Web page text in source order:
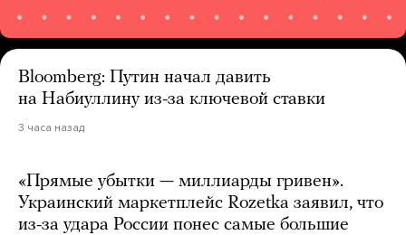
Bloomberg: Путин начал давить
на Набиуллину из-за ключевой ставки
3 часа назад
«Прямые убытки — миллиарды гривен».
Украинский маркетплейс Rozetka заявил, что
из-за удара России понес самые большие